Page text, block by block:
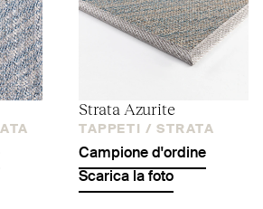
Strata Azurite
TAPPETI / STRATA
Campione d'ordine
Scarica la foto